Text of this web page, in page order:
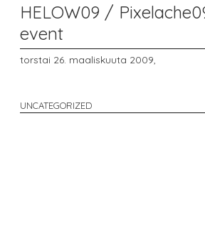
HELOW09 /
event
torstai 26. maaliskuuta 2009,
UNCATEGORIZED